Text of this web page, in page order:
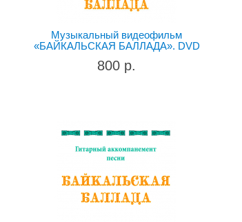
Музыкальный видеофильм
«БАЙКАЛЬСКАЯ БАЛЛАДА». DVD
800 р.